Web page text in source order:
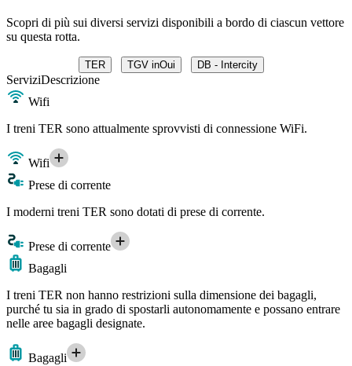
Scopri di più sui diversi servizi disponibili a bordo di ciascun vettore
su questa rotta.
TER TGV inOui DB - Intercity
ServiziDescrizione
Wifi
I treni TER sono attualmente sprovvisti di connessione WiFi.
Wifi
Prese di corrente
I moderni treni TER sono dotati di prese di corrente.
Prese di corrente
Bagagli
I treni TER non hanno restrizioni sulla dimensione dei bagagli,
purché tu sia in grado di spostarli autonomamente e possano entrare
nelle aree bagagli designate.
Bagagli